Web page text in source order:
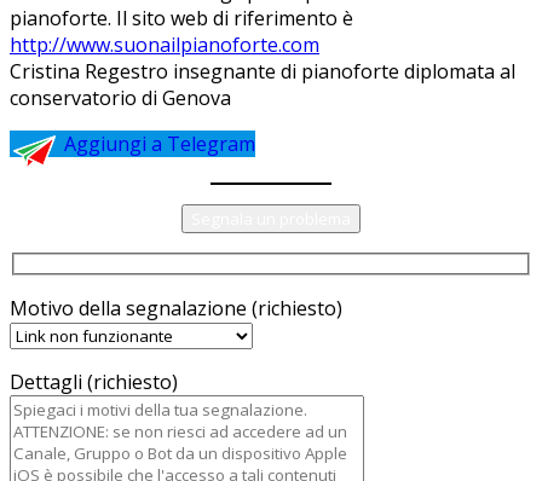
pianoforte. Il sito web di riferimento è
http://www.suonailpianoforte.com
Cristina Regestro insegnante di pianoforte diplomata al
conservatorio di Genova
Aggiungi a Telegram
Motivo della segnalazione (richiesto)
Dettagli (richiesto)